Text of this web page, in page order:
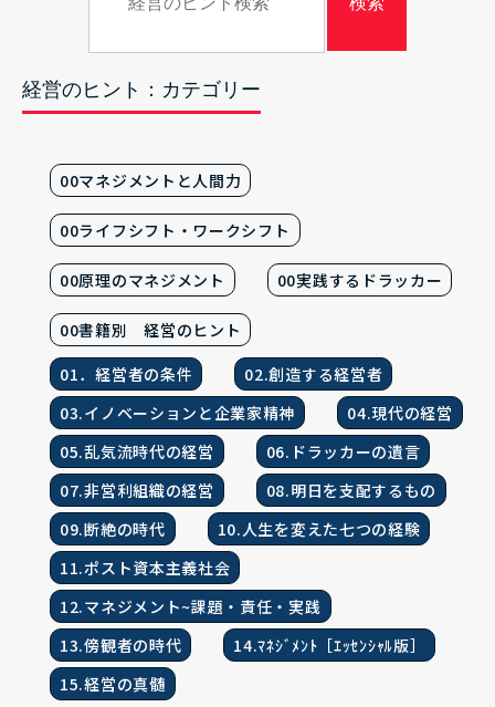
経営のヒント：カテゴリー
00マネジメントと人間力
00ライフシフト・ワークシフト
00原理のマネジメント 00実践するドラッカー
00書籍別 経営のヒント
01．経営者の条件
02.創造する経営者
03.イノベーションと企業家精神
04.現代の経営
05.乱気流時代の経営
06.ドラッカーの遺言
07.非営利組織の経営
08.明日を支配するもの
09.断絶の時代
10.人生を変えた七つの経験
11.ポスト資本主義社会
12.マネジメント~課題・責任・実践
13.傍観者の時代
14.ﾏﾈｼﾞﾒﾝﾄ［ｴｯｾﾝｼｬﾙ版］
15.経営の真髄